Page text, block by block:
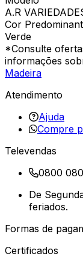
A.R
Cor
Verde
*Consulte
informações
Madeira
Atendimento
Ajuda
Compre
Televendas
0800
De
feriados.
Formas de
Certificados